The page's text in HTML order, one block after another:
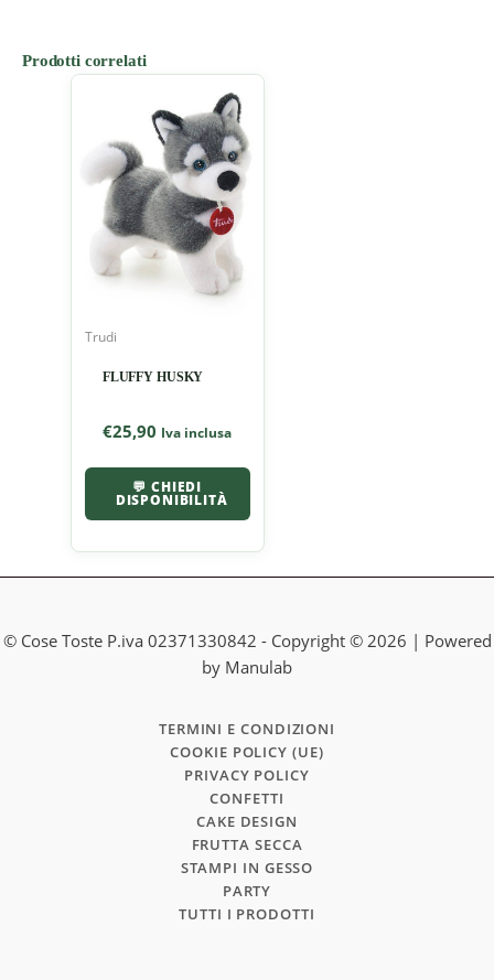
Prodotti correlati
Trudi
FLUFFY HUSKY
€25,90 Iva inclusa
💬 CHIEDI
DISPONIBILITÀ
© Cose Toste P.iva 02371330842 - Copyright © 2026 | Powered
by Manulab
TERMINI E CONDIZIONI
COOKIE POLICY (UE)
PRIVACY POLICY
CONFETTI
CAKE DESIGN
FRUTTA SECCA
STAMPI IN GESSO
PARTY
TUTTI I PRODOTTI